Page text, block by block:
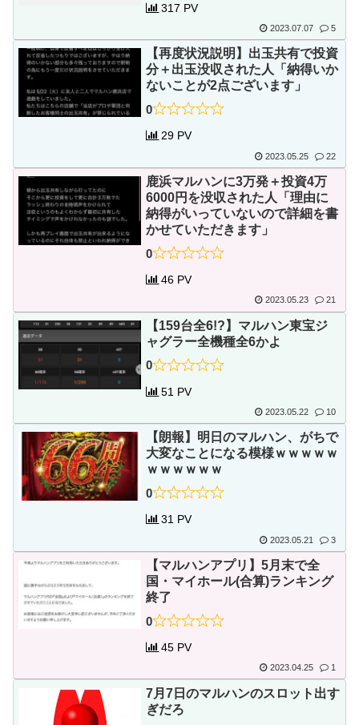
317 PV
2023.07.07 5
【再度状況説明】出玉共有で投資
分＋出玉没収された人「納得いか
ないことが2点ございます」
0
29 PV
2023.05.25 22
鹿浜マルハンに3万発＋投資4万
6000円を没収された人「理由に
納得がいっていないので詳細を書
かせていただきます」
0
46 PV
2023.05.23 21
【159台全6!?】マルハン東宝ジ
ャグラー全機種全6かよ
0
51 PV
2023.05.22 10
【朗報】明日のマルハン、がちで
大変なことになる模様ｗｗｗｗｗ
ｗｗｗｗｗｗ
0
31 PV
2023.05.21 3
【マルハンアプリ】5月末で全
国・マイホール(合算)ランキング
終了
0
45 PV
2023.04.25 1
7月7日のマルハンのスロット出す
ぎだろ